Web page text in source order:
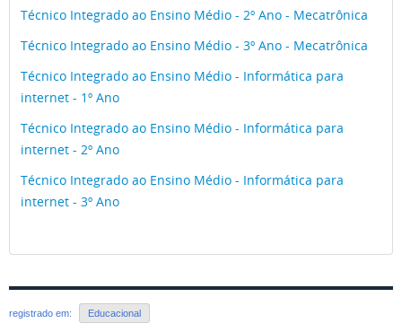
Técnico Integrado ao Ensino Médio - 2º Ano - Mecatrônica
Técnico Integrado ao Ensino Médio - 3º Ano - Mecatrônica
Técnico Integrado ao Ensino Médio - Informática para
internet - 1º Ano
Técnico Integrado ao Ensino Médio - Informática para
internet - 2º Ano
Técnico Integrado ao Ensino Médio - Informática para
internet - 3º Ano
registrado em: Educacional